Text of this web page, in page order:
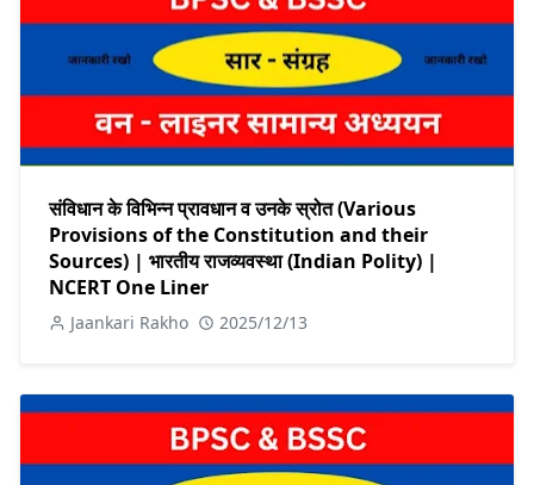
संविधान के विभिन्न प्रावधान व उनके स्रोत (Various
Provisions of the Constitution and their
Sources) | भारतीय राजव्यवस्था (Indian Polity) |
NCERT One Liner
Jaankari Rakho 2025/12/13